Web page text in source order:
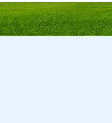
tel: 032-7710416, e-mail: